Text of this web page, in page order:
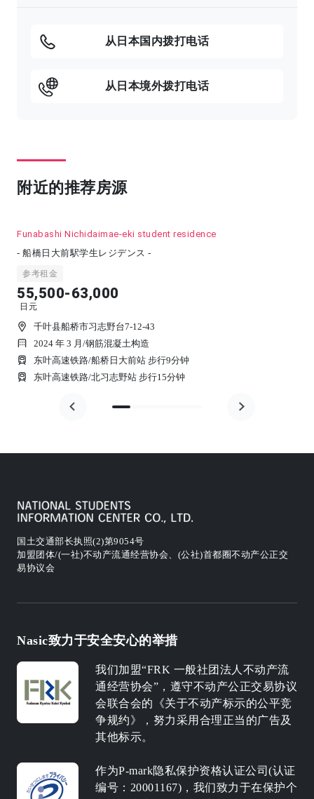
从日本国内拨打电话
从日本境外拨打电话
附近的推荐房源
Funabashi Nichidaimae-eki student residence
- 船橋日大前駅学生レジデンス -
参考租金
55,500-63,000
日元
千叶县船桥市习志野台7-12-43
2024 年 3 月 /钢筋混凝土构造
东叶高速铁路/船桥日大前站 步行9分钟
东叶高速铁路/北习志野站 步行15分钟
国土交通部长执照(2)第9054号
加盟团体/(一社)不动产流通经营协会、(公社)首都圈不动产公正交
易协议会
Nasic致力于安全安心的举措
我们加盟“FRK 一般社团法人不动产流
通经营协会”，遵守不动产公正交易协议
会联合会的《关于不动产标示的公平竞
争规约》，努力采用合理正当的广告及
其他标示。
作为P-mark隐私保护资格认证公司(认证
编号：20001167)，我们致力于在保护个